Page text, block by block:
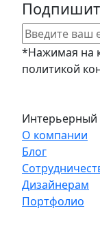
Интерьерный
О компании
Блог
Дизайнерам
Портфолио
*Нажимая на
политикой